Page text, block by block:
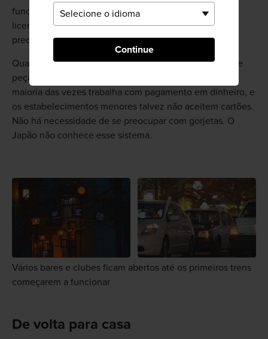
Continue
funcionário é dizer "sumimasen!" que significa "com
licença". Depois disso, a única outra palavra que você
precisa saber é como dizer saúde: "kampai!"
Quando estiver pronto(a) para pagar, dirija-se ao caixa e
peça a conta. O Japão ainda é uma sociedade que na
maioria das vezes trabalha com pagamento em dinheiro, e
os estabelecimentos menores talvez não aceitem cartões.
Não há necessidade de se preocupar com gorjetas. O
Japão não conhece esse sistema.
Vários bares e clubes ficam abertos até os primeiros trens
começarem a funcionar
De volta para casa